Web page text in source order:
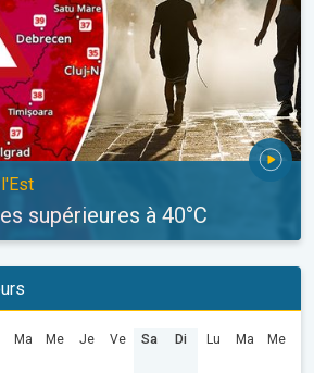
supérieures à 40°C
Ma Me Je Ve Sa Di Lu Ma Me